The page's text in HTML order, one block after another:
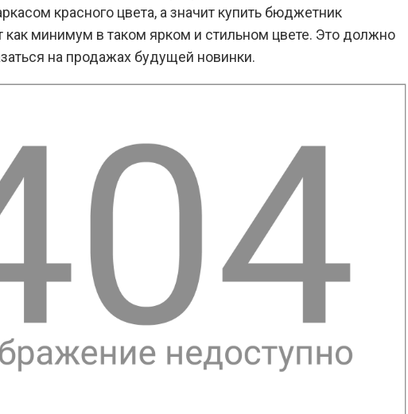
красного цвета, а значит купить бюджетник
как минимум в таком ярком и стильном цвете. Это должно
на продажах будущей новинки.